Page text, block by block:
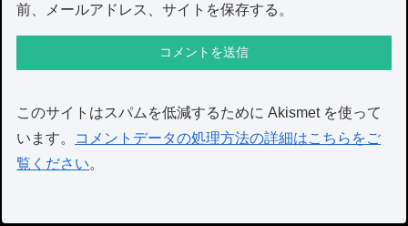
前、メールアドレス、サイトを保存する。
このサイトはスパムを低減するために Akismet を使って
います。
コメントデータの処理方法の詳細はこちらをご
覧ください。